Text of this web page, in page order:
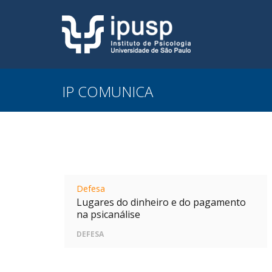
IP COMUNICA
Defesa
Lugares do dinheiro e do pagamento
na psicanálise
DEFESA